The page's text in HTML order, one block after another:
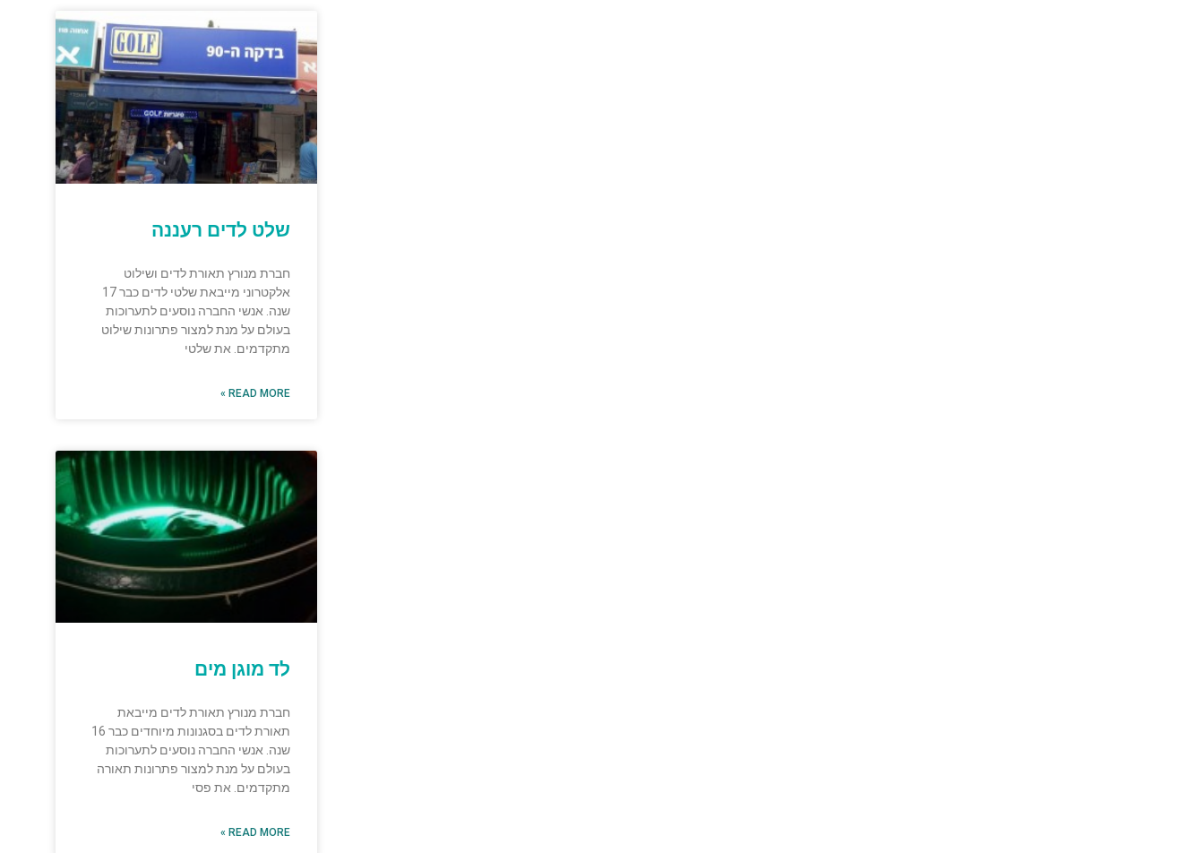
שלט לדים רעננה
חברת מנורץ תאורת לדים ושילוט
אלקטרוני מייבאת שלטי לדים כבר 17
שנה. אנשי החברה נוסעים לתערוכות
בעולם על מנת למצור פתרונות שילוט
מתקדמים. את שלטי
READ MORE »
לד מוגן מים
חברת מנורץ תאורת לדים מייבאת
תאורת לדים בסגנונות מיוחדים כבר 16
שנה. אנשי החברה נוסעים לתערוכות
בעולם על מנת למצור פתרונות תאורה
מתקדמים. את פסי
READ MORE »